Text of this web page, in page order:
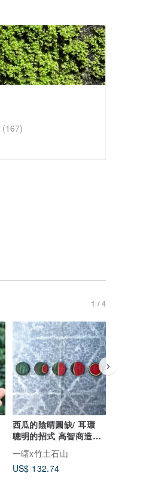
(167)
1 / 4
西瓜的陰晴圓缺/ 耳環
聰明的招式 高智商造型
幽默感 諷刺句
一曙x竹土石山
US$ 132.74